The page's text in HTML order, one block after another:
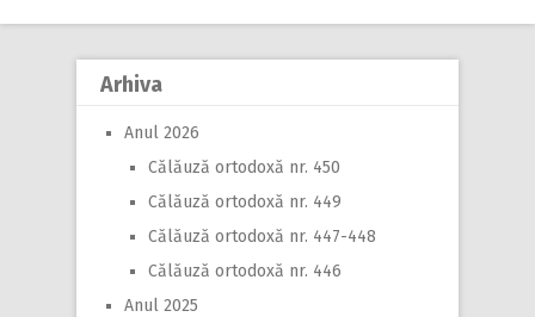
Arhiva
Anul 2026
Călăuză ortodoxă nr. 450
Călăuză ortodoxă nr. 449
Călăuză ortodoxă nr. 447-448
Călăuză ortodoxă nr. 446
Anul 2025